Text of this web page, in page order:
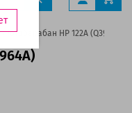
Фотобарабан HP 122А (Q3964A)